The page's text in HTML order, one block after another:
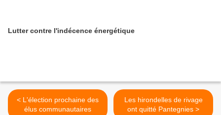
Lutter contre l'indécence énergétique
< L'élection prochaine des
élus communautaires
Les hirondelles de rivage
ont quitté Pantegnies >